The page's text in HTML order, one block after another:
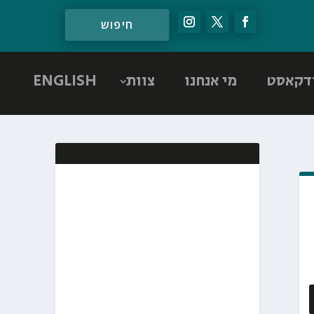
מי אנחנו צוות ENGLISH